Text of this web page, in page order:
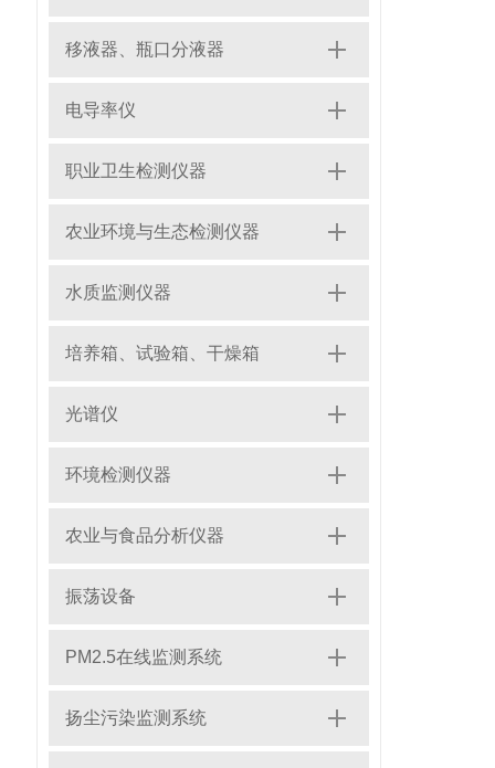
移液器、瓶口分液器
电导率仪
职业卫生检测仪器
农业环境与生态检测仪器
水质监测仪器
培养箱、试验箱、干燥箱
光谱仪
环境检测仪器
农业与食品分析仪器
振荡设备
PM2.5在线监测系统
扬尘污染监测系统